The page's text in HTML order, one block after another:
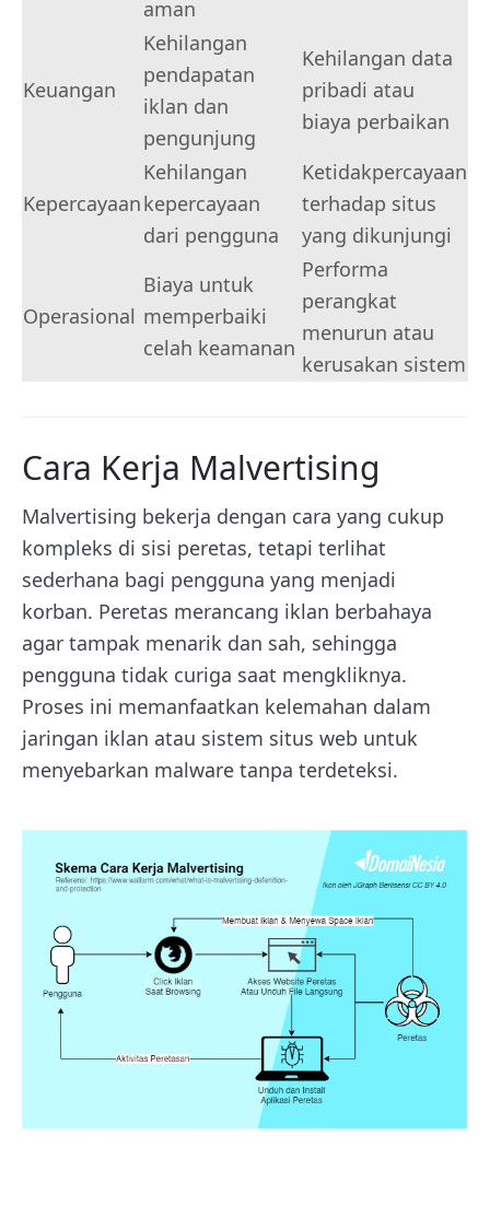
aman
Keuangan
Kehilangan
pendapatan
iklan dan
pengunjung
Kehilangan data
pribadi atau
biaya perbaikan
Kepercayaan
Kehilangan
kepercayaan
dari pengguna
Ketidakpercayaan
terhadap situs
yang dikunjungi
Operasional
Biaya untuk
memperbaiki
celah keamanan
Performa
perangkat
menurun atau
kerusakan sistem
Cara Kerja Malvertising
Malvertising bekerja dengan cara yang cukup
kompleks di sisi peretas, tetapi terlihat
sederhana bagi pengguna yang menjadi
korban. Peretas merancang iklan berbahaya
agar tampak menarik dan sah, sehingga
pengguna tidak curiga saat mengkliknya.
Proses ini memanfaatkan kelemahan dalam
jaringan iklan atau sistem situs web untuk
menyebarkan malware tanpa terdeteksi.